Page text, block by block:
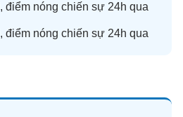
, điểm nóng chiến sự 24h qua
, điểm nóng chiến sự 24h qua